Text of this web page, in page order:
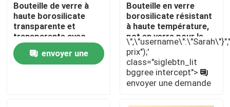
Maison
Produits
Bouteille de verre à
haute borosilicate
transparente et
transparente avec
couvercle en bois de
bambouenvoyer une
Bouteille en verre
borosilicate résistant
à haute température,
pot en verre pour le
stockage
prix");'
class="siglebtn_lit
bggree intercept">
envoyer une demande